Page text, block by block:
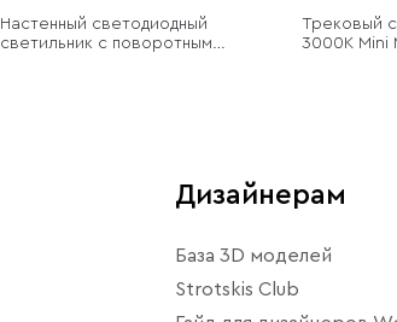
Настенный светодиодный
светильник с поворотным
Трековый
3000K Mini
Дизайнерам
База 3D моделей
Strotskis Club